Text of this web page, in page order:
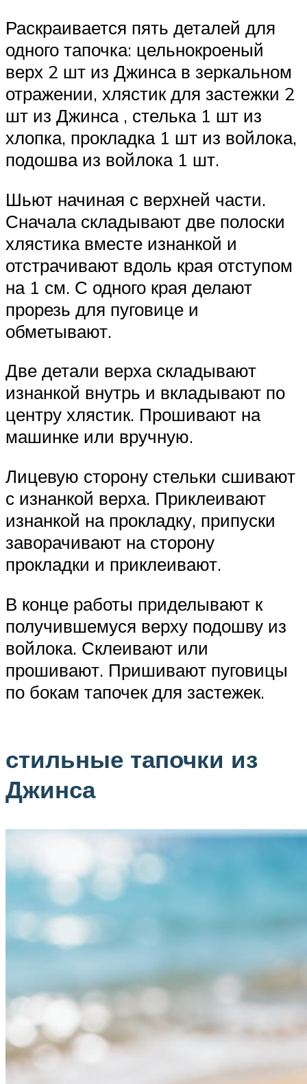
Раскраивается пять деталей для
одного тапочка: цельнокроеный
верх 2 шт из Джинса в зеркальном
отражении, хлястик для застежки 2
шт из Джинса , стелька 1 шт из
хлопка, прокладка 1 шт из войлока,
подошва из войлока 1 шт.
Шьют начиная с верхней части.
Сначала складывают две полоски
хлястика вместе изнанкой и
отстрачивают вдоль края отступом
на 1 см. С одного края делают
прорезь для пуговице и
обметывают.
Две детали верха складывают
изнанкой внутрь и вкладывают по
центру хлястик. Прошивают на
машинке или вручную.
Лицевую сторону стельки сшивают
с изнанкой верха. Приклеивают
изнанкой на прокладку, припуски
заворачивают на сторону
прокладки и приклеивают.
В конце работы приделывают к
получившемуся верху подошву из
войлока. Склеивают или
прошивают. Пришивают пуговицы
по бокам тапочек для застежек.
стильные тапочки из
Джинса